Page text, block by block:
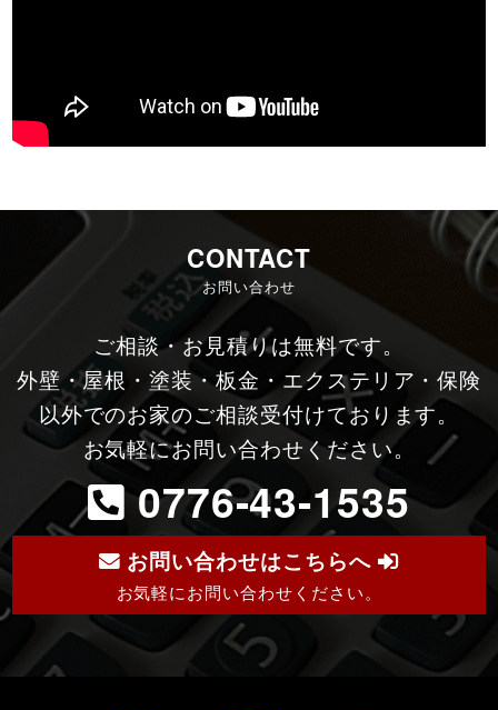
CONTACT
お問い合わせ
ご相談・お見積りは無料です。
外壁・屋根・塗装・板金・エクステリア・保険
以外でのお家のご相談受付けております。
お気軽にお問い合わせください。
0776-43-1535
お問い合わせはこちらへ
お気軽にお問い合わせください。